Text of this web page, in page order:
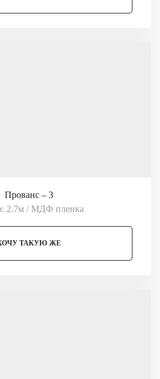
Прованс – 3
2.7м / МДФ пленка
ТАКУЮ ЖЕ